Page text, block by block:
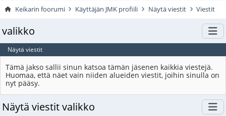
Keikarin foorumi Käyttäjän JMK profiili Näytä viestit Viestit
valikko
Näytä viestit
Tämä jakso sallii sinun katsoa tämän jäsenen kaikkia viestejä.
Huomaa, että näet vain niiden alueiden viestit, joihin sinulla on
nyt pääsy.
Näytä viestit valikko